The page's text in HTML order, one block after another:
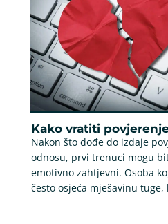
Kako vratiti
Nakon što dođe do izdaje
odnosu, prvi trenuci mogu
emotivno zahtjevni. Osoba
često osjeća mješavinu